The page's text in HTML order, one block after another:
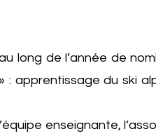
long de l’année de
apprentissage du ski
enseignante,